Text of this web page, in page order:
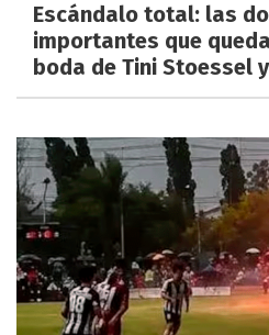
Escándalo total: las
importantes que
boda de Tini Stoessel